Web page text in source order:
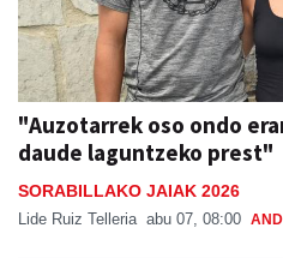
"Auzotarrek oso ondo
daude laguntzeko prest"
SORABILLAKO JAIAK 2026
Lide Ruiz Telleria abu 07, 08:00